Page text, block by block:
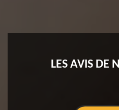
LES AVIS DE